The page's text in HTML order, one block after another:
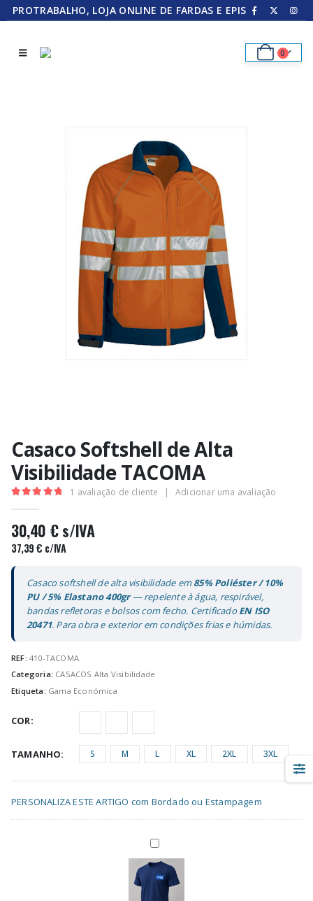
PROTRABALHO, LOJA ONLINE DE FARDAS E EPIS
0
Casaco Softshell de Alta
Visibilidade TACOMA
1 avaliação de cliente | Adicionar uma avaliação
30,40 €s/IVA
37,39€ c/IVA
Casaco softshell de alta visibilidade em85% Poliéster / 10%
PU / 5% Elastano 400gr— repelente à água, respirável,
bandas refletoras e bolsos com fecho. CertificadoEN ISO
20471. Para obra e exterior em condições frias e húmidas.
REF: 410-TACOMA
Categoria: CASACOS Alta Visibilidade
Etiqueta: Gama Económica
COR
TAMANHO S M L XL 2XL 3XL
PERSONALIZA ESTE ARTIGO com Bordado ou Estampagem
Estampar
no
Peito